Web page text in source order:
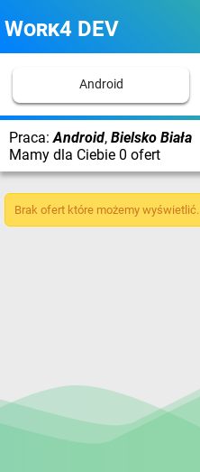
Work4 DEV
Android
Praca: Android, Bielsko Biała
Mamy dla Ciebie 0 ofert
Brak ofert które możemy wyświetlić.